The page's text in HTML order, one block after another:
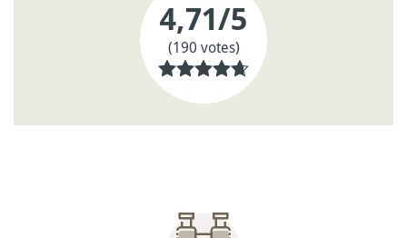
4,71/5
(190 votes)